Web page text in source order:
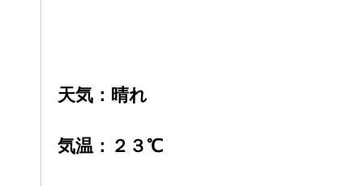
天気：晴れ
気温：２３ ℃